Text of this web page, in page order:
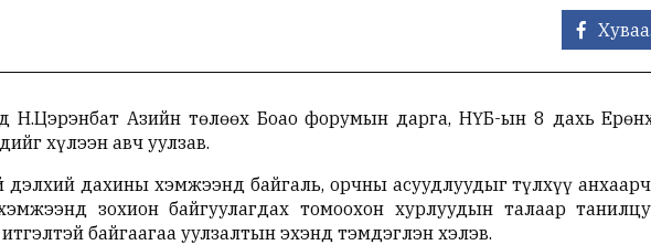
Н.Цэрэнбат Азийн төлөөх Боао форумын дарга, НҮБ-ын 8 дахь
хүлээн авч уулзав.
дэлхий дахины хэмжээнд байгаль, орчны асуудлуудыг түлхүү
зохион байгуулагдах томоохон хурлуудын талаар
байгаагаа уулзалтын эхэнд тэмдэглэн хэлэв.